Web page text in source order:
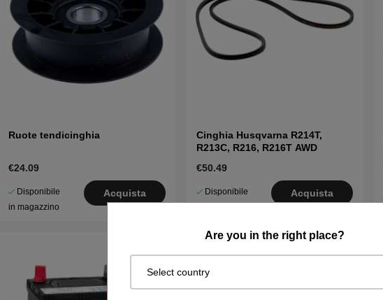
Are you in the right place?
Select country
Ruote tendicinghia
€24.09
Disponibile
in magazzino
Acquista
Cinghia Husqvarna R214T,
R213C, R216, R216T AWD
€50.49
Disponibile
Acquista